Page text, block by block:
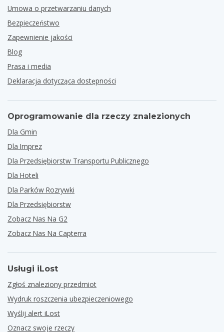
Umowa o przetwarzaniu danych
Bezpieczeństwo
Zapewnienie jakości
Blog
Prasa i media
Deklaracja dotycząca dostępności
Oprogramowanie dla rzeczy znalezionych
Dla Gmin
Dla Imprez
Dla Przedsiębiorstw Transportu Publicznego
Dla Hoteli
Dla Parków Rozrywki
Dla Przedsiębiorstw
Zobacz Nas Na G2
Zobacz Nas Na Capterra
Usługi iLost
Zgłoś znaleziony przedmiot
Wydruk roszczenia ubezpieczeniowego
Wyślij alert iLost
Oznacz swoje rzeczy